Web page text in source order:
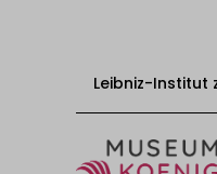
Zum Inhalt
Leibniz-Institut